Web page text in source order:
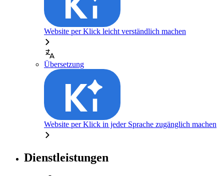
Website per Klick leicht verständlich machen
Übersetzung
Website per Klick in jeder Sprache zugänglich machen
Dienstleistungen